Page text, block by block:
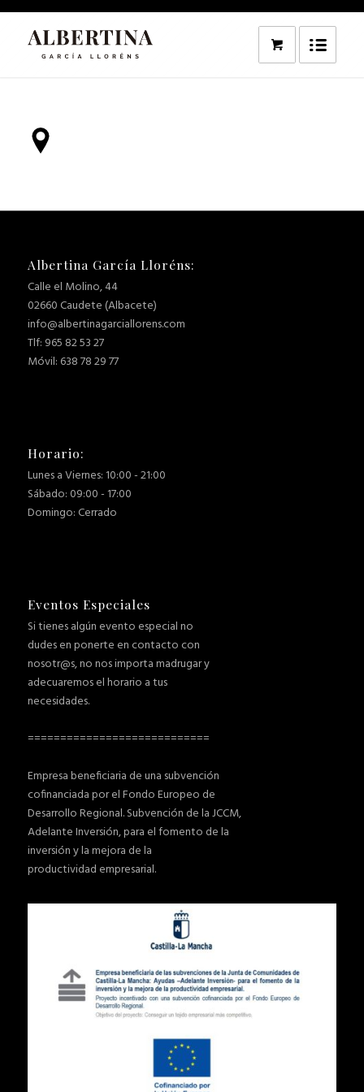
Albertina García Lloréns:
Calle el Molino, 44
02660 Caudete (Albacete)
info@albertinagarciallorens.com
Tlf: 965 82 53 27
Móvil: 638 78 29 77
Horario:
Lunes a Viernes: 10:00 - 21:00
Sábado: 09:00 - 17:00
Domingo: Cerrado
Eventos Especiales
Si tienes algún evento especial no
dudes en ponerte en contacto con
nosotr@s, no nos importa madrugar y
adecuaremos el horario a tus
necesidades.
============================
Empresa beneficiaria de una subvención
cofinanciada por el Fondo Europeo de
Desarrollo Regional. Subvención de la JCCM,
Adelante Inversión, para el fomento de la
inversión y la mejora de la
productividad empresarial.